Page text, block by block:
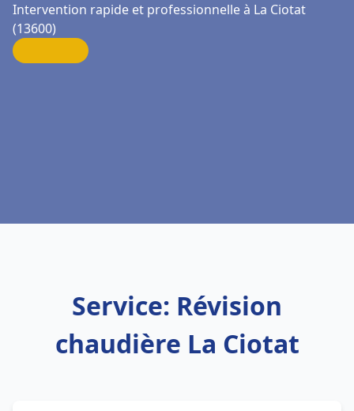
Intervention rapide et professionnelle à La Ciotat
(13600)
Service: Révision
chaudière La Ciotat